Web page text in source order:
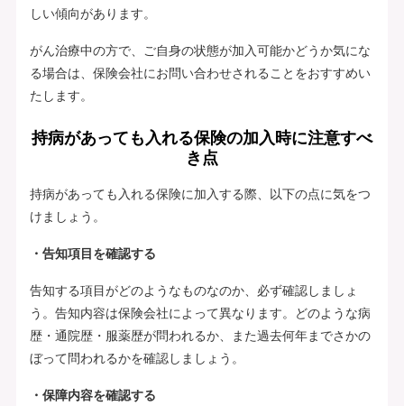
しい傾向があります。
がん治療中の方で、ご自身の状態が加入可能かどうか気にな
る場合は、保険会社にお問い合わせされることをおすすめい
たします。
持病があっても入れる保険の加入時に注意すべ
き点
持病があっても入れる保険に加入する際、以下の点に気をつ
けましょう。
・告知項目を確認する
告知する項目がどのようなものなのか、必ず確認しましょ
う。告知内容は保険会社によって異なります。どのような病
歴・通院歴・服薬歴が問われるか、また過去何年までさかの
ぼって問われるかを確認しましょう。
・保障内容を確認する